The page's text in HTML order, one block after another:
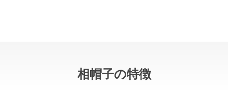
相帽子の特徴